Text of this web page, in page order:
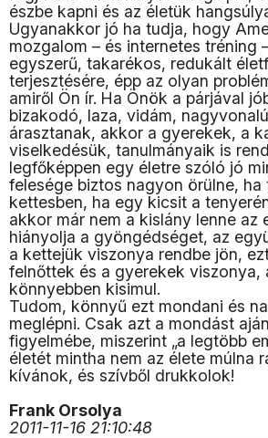
észbe kapni és az életük
Ugyanakkor jó ha tudja, hogy
mozgalom – és internetes tréning
egyszerű, takarékos, redukált
terjesztésére, épp az olyan
amiről Ön ír. Ha Önök a párjával
bizakodó, laza, vidám,
árasztanak, akkor a gyerekek, a
viselkedésük, tanulmányaik is
legfőképpen egy életre szóló jó
felesége biztos nagyon örülne, ha
kettesben, ha egy kicsit a
akkor már nem a kislány lenne az
hiányolja a gyöngédséget, az
a kettejük viszonya rendbe jön,
felnőttek és a gyerekek viszonya,
könnyebben kisimul.
Tudom, könnyű ezt mondani és
meglépni. Csak azt a mondást
figyelmébe, miszerint „a legtöbb
életét mintha nem az élete múlna
kívánok, és szívből drukkolok!
Frank Orsolya
2011-11-16 21:10:48